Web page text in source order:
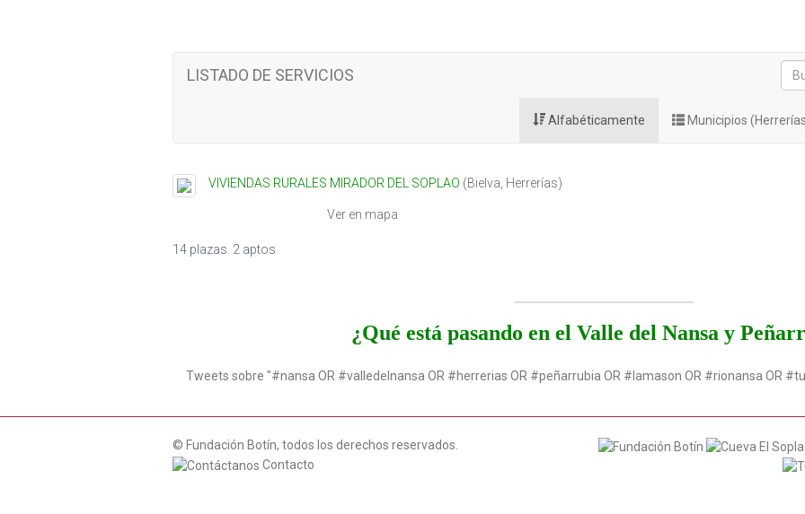
LISTADO DE SERVICIOS
Alfabéticamente Municipios
VIVIENDAS RURALES MIRADOR DEL SOPLAO (Bielva Herrerías)
Ver en mapa
14 plazas. 2 aptos
¿Qué está pasando en el Valle del Nansa y
Tweets sobre "#nansa OR #valledelnansa OR #herrerias OR #peñarrubia OR #lamason OR #rionansa OR
© Fundación Botín, todos los derechos reservados.
Contacto